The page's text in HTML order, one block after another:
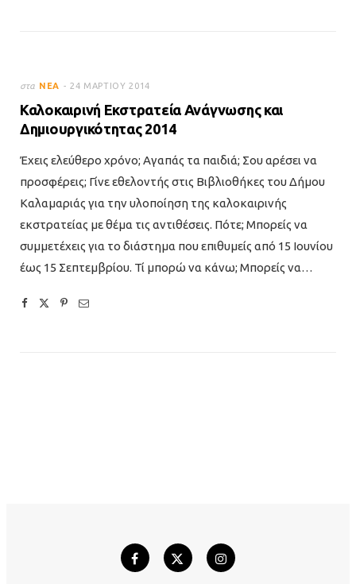
στα ΝΈΑ 24 ΜΑΡΤΊΟΥ 2014
Καλοκαιρινή Εκστρατεία Ανάγνωσης και
Δημιουργικότητας 2014
Έχεις ελεύθερο χρόνο; Αγαπάς τα παιδιά; Σου αρέσει να
προσφέρεις; Γίνε εθελοντής στις Βιβλιοθήκες του Δήμου
Καλαμαριάς για την υλοποίηση της καλοκαιρινής
εκστρατείας με θέμα τις αντιθέσεις. Πότε; Μπορείς να
συμμετέχεις για το διάστημα που επιθυμείς από 15 Ιουνίου
έως 15 Σεπτεμβρίου. Τί μπορώ να κάνω; Μπορείς να…